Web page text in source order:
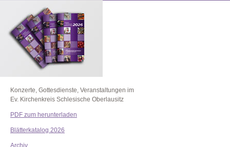
Konzerte, Gottesdienste, Veranstaltungen im
Ev. Kirchenkreis Schlesische Oberlausitz
PDF zum herunterladen
Blätterkatalog 2026
Archiv